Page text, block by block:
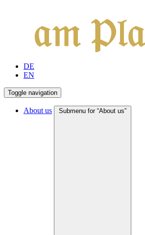
DE
EN
Toggle navigation
About us Submenu for “About us”